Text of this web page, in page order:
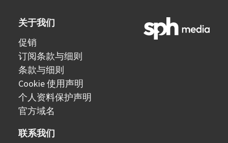
关于我们
促销
订阅条款与细则
条款与细则
Cookie 使用声明
个人资料保护声明
官方域名
联系我们